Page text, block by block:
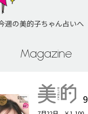
週の美的子ちゃん占いへ
Magazine
9